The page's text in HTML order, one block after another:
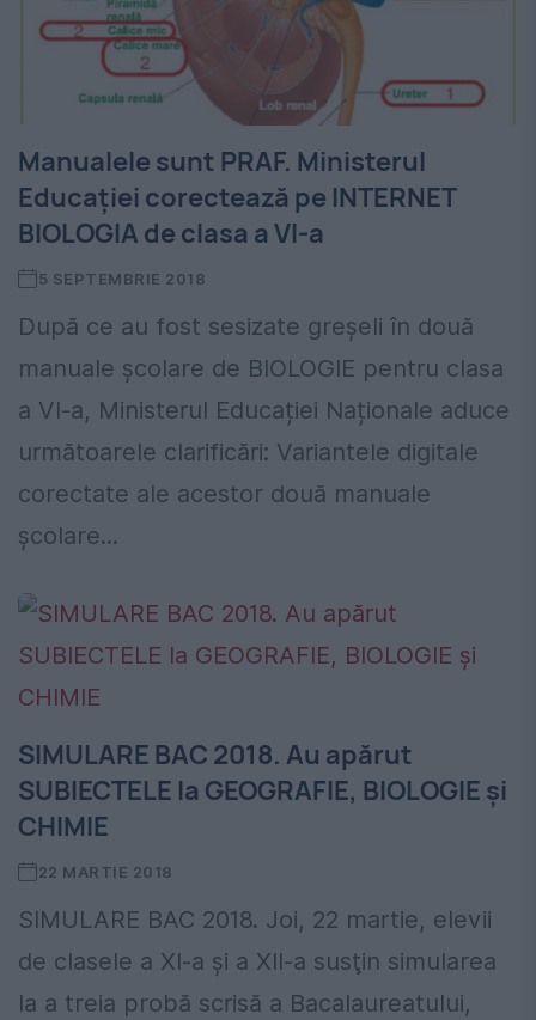
Manualele sunt PRAF. Ministerul
Educaţiei corectează pe INTERNET
BIOLOGIA de clasa a VI-a
5 SEPTEMBRIE 2018
După ce au fost sesizate greşeli în două
manuale școlare de BIOLOGIE pentru clasa
a VI-a, Ministerul Educației Naționale aduce
următoarele clarificări: Variantele digitale
corectate ale acestor două manuale
școlare...
SIMULARE BAC 2018. Au apărut
SUBIECTELE la GEOGRAFIE, BIOLOGIE și
CHIMIE
22 MARTIE 2018
SIMULARE BAC 2018. Joi, 22 martie, elevii
de clasele a XI-a şi a XII-a susţin simularea
la a treia probă scrisă a Bacalaureatului,